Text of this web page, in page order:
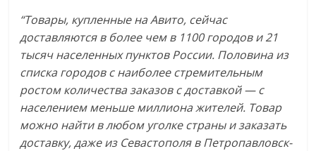
“Товары, купленные на Авито, сейчас
доставляются в более чем в 1100 городов и 21
тысяч населенных пунктов России. Половина из
списка городов с наиболее стремительным
ростом количества заказов с доставкой — с
населением меньше миллиона жителей. Товар
можно найти в любом уголке страны и заказать
доставку, даже из Севастополя в Петропавловск-